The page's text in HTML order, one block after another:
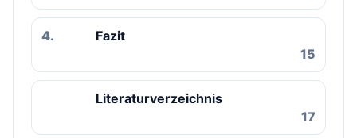
4.
Fazit
15
Literaturverzeichnis
17